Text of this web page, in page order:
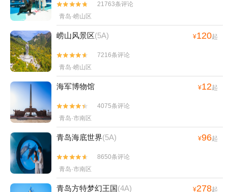


21763条评论
青岛·崂山区
崂山风景区(5A) ¥120起


7216条评论
青岛·崂山区
海军博物馆 ¥12起


4075条评论
青岛·市南区
青岛海底世界(5A) ¥96起


8650条评论
青岛·市南区
青岛方特梦幻王国(4A) ¥278起